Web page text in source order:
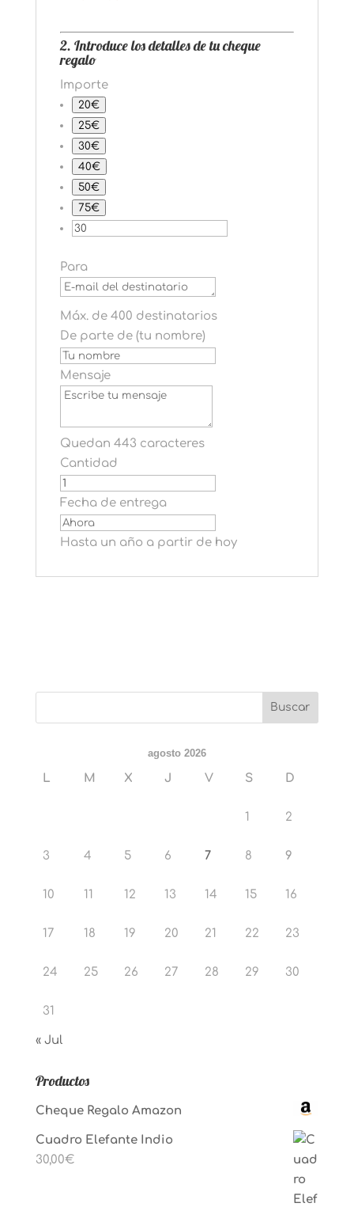
2. Introduce los detalles de tu cheque
regalo
Importe
20€
25€
30€
40€
50€
75€
Para
Máx. de 400 destinatarios
De parte de (tu nombre)
Mensaje
Quedan 443 caracteres
Cantidad
Fecha de entrega
Hasta un año a partir de hoy
agosto 2026
L M X J V S D
1 2
3 4 5 6 7 8 9
10 11 12 13 14 15 16
17 18 19 20 21 22 23
24 25 26 27 28 29 30
31
« Jul
Productos
Cheque Regalo Amazon
Cuadro Elefante Indio
30,00€